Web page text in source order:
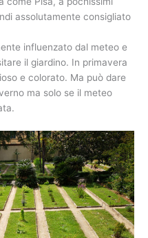
assolutamente consigliato
influenzato dal meteo e
il giardino. In primavera
e colorato. Ma può dare
ma solo se il meteo